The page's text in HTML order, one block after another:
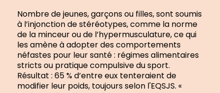
Nombre de jeunes, garçons ou filles, sont soumis
à l’injonction de stéréotypes, comme la norme
de la minceur ou de l’hypermusculature, ce qui
les amène à adopter des comportements
néfastes pour leur santé : régimes alimentaires
stricts ou pratique compulsive du sport.
Résultat : 65 % d’entre eux tenteraient de
modifier leur poids, toujours selon l'EQSJS. «